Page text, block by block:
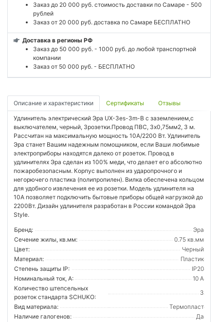
Заказ до 20 000 руб. стоимость доставки по Самаре - 500
рублей
Заказ от 20 000 руб. доставка по Самаре БЕСПЛАТНО
Доставка в регионы РФ
Заказ до 50 000 руб. - 1000 руб. до любой транспортной
компании
Заказ от 50 000 руб. - БЕСПЛАТНО
Описание и характеристики Сертификаты Отзывы
Удлинитель электрический Эра UX-3es-3m-B с заземлением,с
выключателем, черный, 3розетки.Провод ПВС, 3x0,75мм2, 3 м.
Рассчитан на максимальную мощность 10А/2200 Вт. Удлинитель
Эра станет Вашим надежным помощником, если Ваши любимые
электроприборы находятся далеко от розеток. Провод в
удлинителях Эра сделан из 100% меди, что делает его абсолютно
пожаробезопасным. Корпус выполнен из ударопрочного и
негорючего пластика (полипропилен). Вилка обеспечена кольцом
для удобного извлечения ее из розетки. Модель удлинителя на
10А позволяет подключить бытовые приборы общей нагрузкой до
2200Вт. Дизайн удлинителя разработан в России командой Эра
Style.
Бренд:
Эра
Сечение жилы, кв.мм:
0.75 кв.мм
Цвет:
Черный
Материал:
Пластик
Степень защиты IP:
IP20
Номинальный ток, А:
10 А
Количество штепсельных
розеток стандарта SCHUKO:
3
Вид материала:
Термопласт
Наличие галогенов:
Да